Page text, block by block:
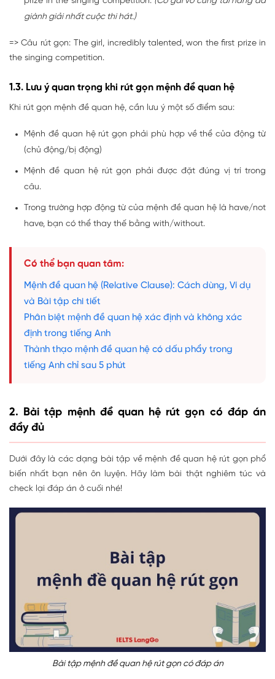
giành giải nhất cuộc thi hát.)
=> Câu rút gọn: The girl, incredibly talented, won the first prize in
the singing competition.
1.3. Lưu ý quan trọng khi rút gọn mệnh đề quan hệ
Khi rút gọn mệnh đề quan hệ, cần lưu ý một số điểm sau:
Mệnh đề quan hệ rút gọn phải phù hợp về thể của động từ
(chủ động/bị động)
Mệnh đề quan hệ rút gọn phải được đặt đúng vị trí trong
câu.
Trong trường hợp động từ của mệnh đề quan hệ là have/not
have, bạn có thể thay thế bằng with/without.
Có thể bạn quan tâm:
Mệnh đề quan hệ (Relative Clause): Cách dùng, Ví dụ
và Bài tập chi tiết
Phân biệt mệnh đề quan hệ xác định và không xác
định trong tiếng Anh
Thành thạo mệnh đề quan hệ có dấu phẩy trong
tiếng Anh chỉ sau 5 phút
2. Bài tập mệnh đề quan hệ rút gọn có đáp án
đầy đủ
Dưới đây là các dạng bài tập về mệnh đề quan hệ rút gọn phổ
biến nhất bạn nên ôn luyện. Hãy làm bài thật nghiêm túc và
check lại đáp án ở cuối nhé!
Bài tập mệnh đề quan hệ rút gọn có đáp án